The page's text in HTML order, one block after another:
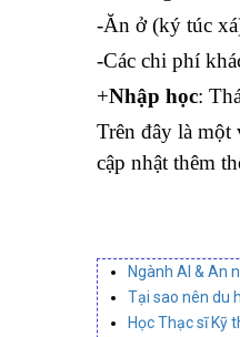
-Ăn ở (ký túc
-Các chi phí
+Nhập học:
Trên đây là
cập nhật thêm
Ngành AI & An
Tại sao nên du
Học Thạc sĩ Kỹ